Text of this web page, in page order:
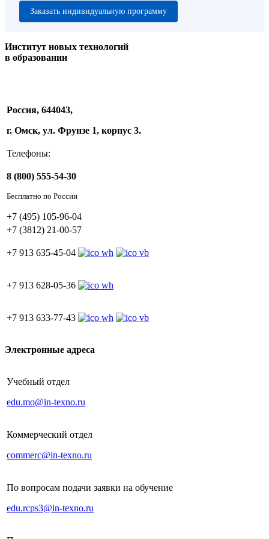
Заказать индивидуальную программу
Институт новых технологий
в образовании
Россия, 644043,
г. Омск, ул. Фрунзе 1, корпус 3.
Телефоны:
8 (800) 555-54-30
Бесплатно по России
+7 (495) 105-96-04
+7 (3812) 21-00-57
+7 913 635-45-04
+7 913 628-05-36
+7 913 633-77-43
Электронные адреса
Учебный отдел
edu.mo@in-texno.ru
Коммерческий отдел
commerc@in-texno.ru
По вопросам подачи заявки на обучение
edu.rcps3@in-texno.ru